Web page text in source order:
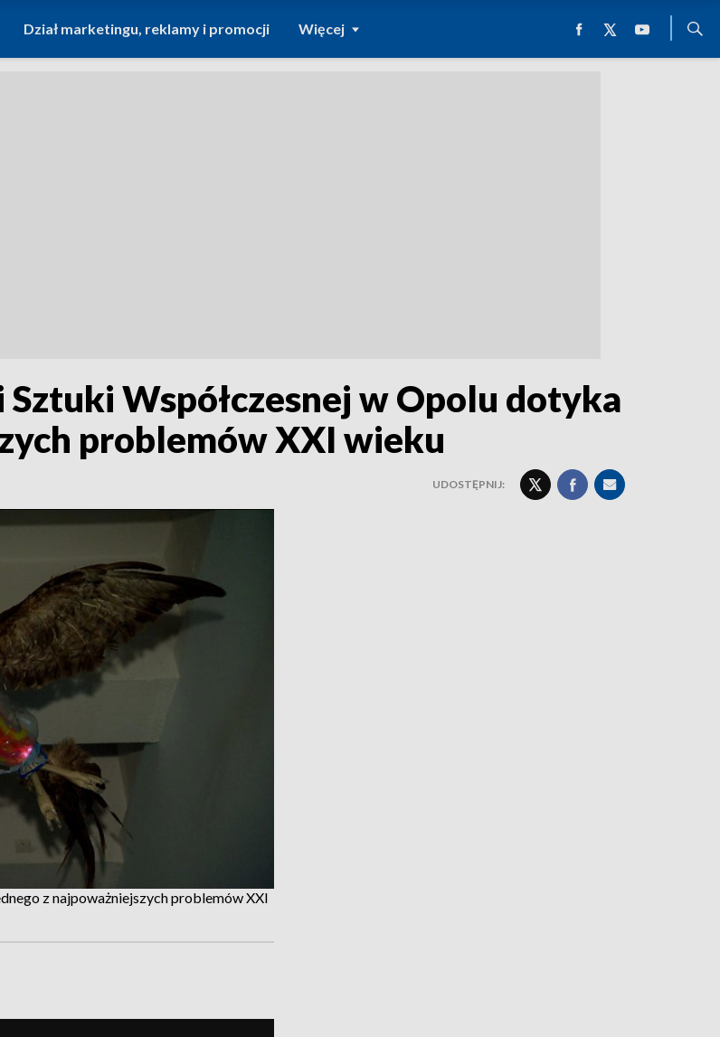
Dział marketingu, reklamy i promocji Więcej
Współczesnej w Opolu dotyka
problemów XXI wieku
UDOSTĘPNIJ:
z najpoważniejszych problemów XXI